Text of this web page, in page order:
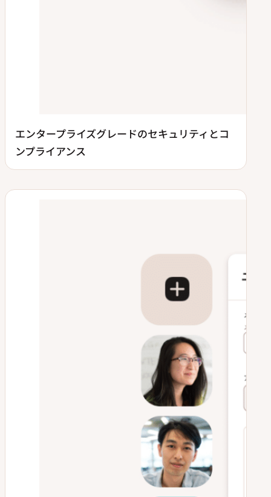
エンタープライズグレードのセキュリティとコ
ンプライアンス